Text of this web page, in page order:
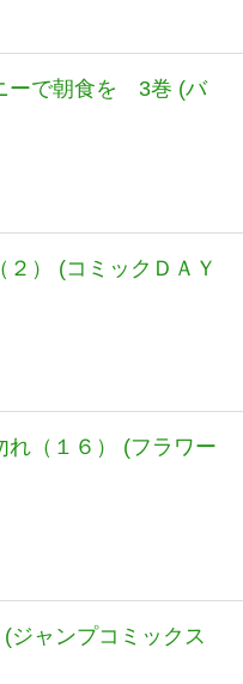
ーで朝食を 3巻 (バ
２） (コミックＤＡＹ
れ（１６） (フラワー
ジャンプコミックス